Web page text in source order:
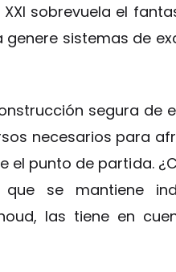
sobrevuela el
genere sistemas de
segura de
necesarios para
el punto de partida.
se mantiene
las tiene en